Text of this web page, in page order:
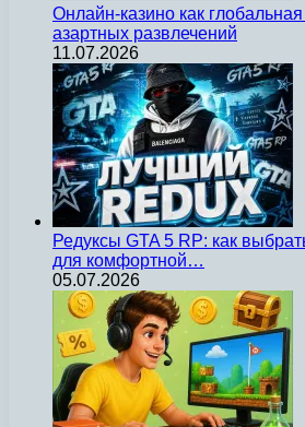
Онлайн-казино как
азартных развлечений
11.07.2026
Редуксы GTA 5 RP: как
для комфортной…
05.07.2026